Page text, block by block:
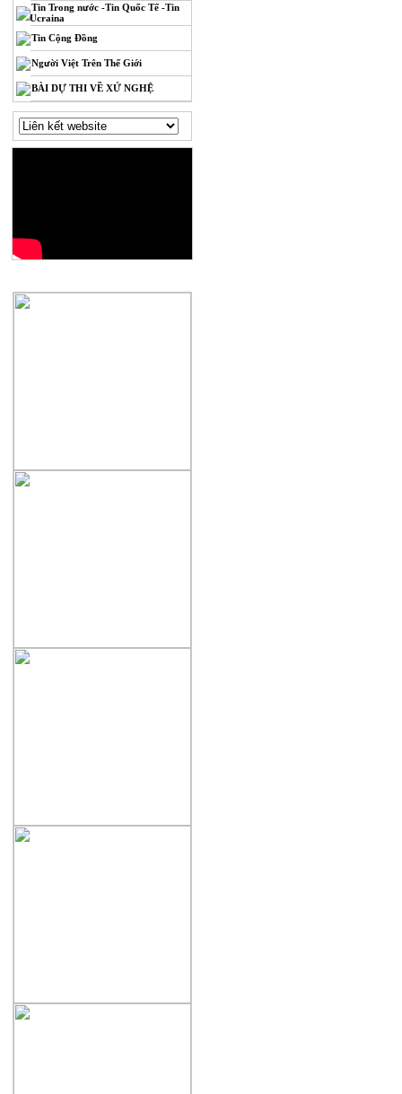
Tin Trong nước -Tin Quốc Tế -Tin
Ucraina
Tin Cộng Đồng
Người Việt Trên Thế Giới
BÀI DỰ THI VỀ XỨ NGHỆ